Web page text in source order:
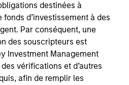
destinées à
fonds d’investissement à des
Par conséquent, une
des souscripteurs est
Investment Management
vérifications et d’autres
afin de remplir les
Liquidity